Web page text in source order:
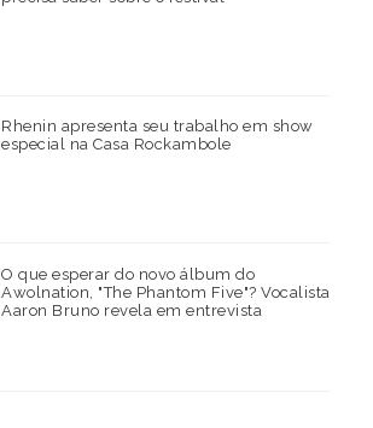
Rhenin apresenta seu trabalho em show
especial na Casa Rockambole
O que esperar do novo álbum do
Awolnation, "The Phantom Five"? Vocalista
Aaron Bruno revela em entrevista